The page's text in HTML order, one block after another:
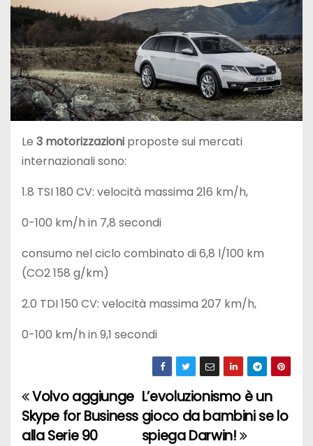
Le 3 motorizzazioni proposte sui mercati
internazionali sono:
1.8 TSI 180 CV: velocità massima 216 km/h,
0-100 km/h in 7,8 secondi
consumo nel ciclo combinato di 6,8 l/100 km
(CO2 158 g/km)
2.0 TDI 150 CV: velocità massima 207 km/h,
0-100 km/h in 9,1 secondi
N
a
L’evoluzionismo è un
gioco da bambini se lo
spiega Darwin!
Volvo aggiunge
Skype for Business
alla Serie 90